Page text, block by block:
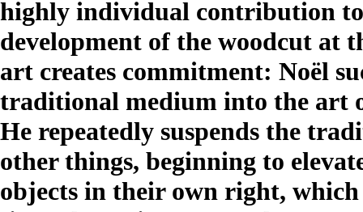
highly individual contribution
development of the woodcut at
art creates commitment: Noël
traditional medium into the art
He repeatedly suspends the
other things, beginning to
objects in their own right, which